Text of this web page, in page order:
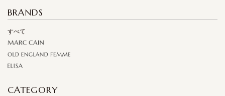
BRANDS
すべて
CATEGORY